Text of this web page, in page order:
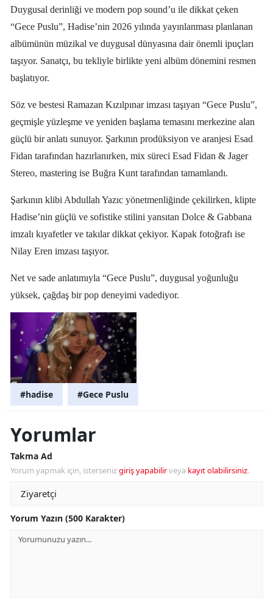
Duygusal derinliği ve modern pop sound’u ile dikkat çeken
“Gece Puslu”, Hadise’nin 2026 yılında yayınlanması planlanan
albümünün müzikal ve duygusal dünyasına dair önemli ipuçları
taşıyor. Sanatçı, bu tekliyle birlikte yeni albüm dönemini resmen
başlatıyor.
Söz ve bestesi Ramazan Kızılpınar imzası taşıyan “Gece Puslu”,
geçmişle yüzleşme ve yeniden başlama temasını merkezine alan
güçlü bir anlatı sunuyor. Şarkının prodüksiyon ve aranjesi Esad
Fidan tarafından hazırlanırken, mix süreci Esad Fidan & Jager
Stereo, mastering ise Buğra Kunt tarafından tamamlandı.
Şarkının klibi Abdullah Yazıc yönetmenliğinde çekilirken, klipte
Hadise’nin güçlü ve sofistike stilini yansıtan Dolce & Gabbana
imzalı kıyafetler ve takılar dikkat çekiyor. Kapak fotoğrafı ise
Nilay Eren imzası taşıyor.
Net ve sade anlatımıyla “Gece Puslu”, duygusal yoğunluğu
yüksek, çağdaş bir pop deneyimi vadediyor.
#hadise #Gece Puslu
Yorumlar
Takma Ad
Yorum yapmak için, istersenizgiriş yapabilirveya kayıt olabilirsiniz.
Yorum Yazın (500 Karakter)